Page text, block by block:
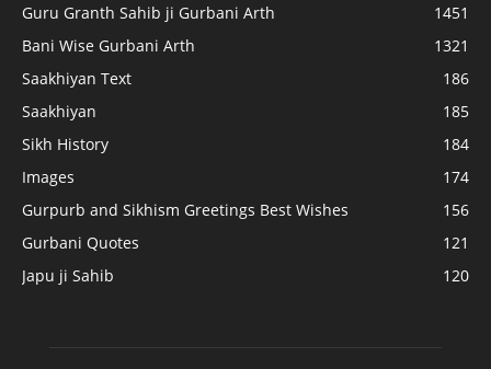
Guru Granth Sahib ji Gurbani Arth
1451
Bani Wise Gurbani Arth
1321
Saakhiyan Text
186
Saakhiyan
185
Sikh History
184
Images
174
Gurpurb and Sikhism Greetings Best Wishes
156
Gurbani Quotes
121
Japu ji Sahib
120